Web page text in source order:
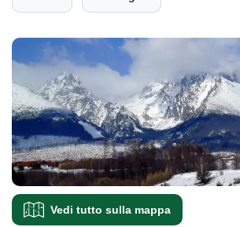
Vedi tutto sulla mappa